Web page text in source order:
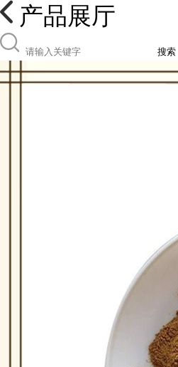
产品展厅
搜索